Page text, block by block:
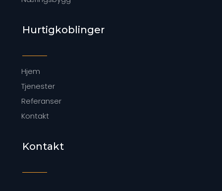
Hurtigkoblinger
Hjem
Tjenester
Referanser
Kontakt
Kontakt